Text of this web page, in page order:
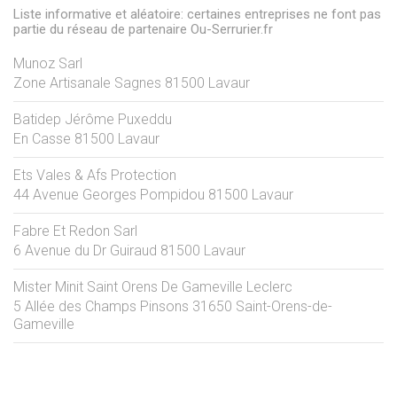
Liste informative et aléatoire: certaines entreprises ne font pas
partie du réseau de partenaire Ou-Serrurier.fr
Munoz Sarl
Zone Artisanale Sagnes 81500 Lavaur
Batidep Jérôme Puxeddu
En Casse 81500 Lavaur
Ets Vales & Afs Protection
44 Avenue Georges Pompidou 81500 Lavaur
Fabre Et Redon Sarl
6 Avenue du Dr Guiraud 81500 Lavaur
Mister Minit Saint Orens De Gameville Leclerc
5 Allée des Champs Pinsons 31650 Saint-Orens-de-
Gameville